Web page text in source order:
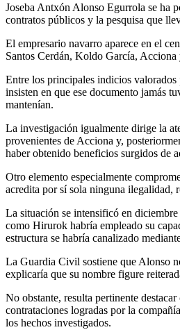
Joseba Antxón Alonso Egurrola se ha
contratos públicos y la pesquisa que
El empresario navarro aparece en el
Santos Cerdán, Koldo García, Acciona
Entre los principales indicios
insisten en que ese documento jamás
mantenían.
La investigación igualmente dirige la
provenientes de Acciona y,
haber obtenido beneficios surgidos de
Otro elemento especialmente
acredita por sí sola ninguna ilegalidad,
La situación se intensificó en
como Hirurok habría empleado su
estructura se habría canalizado
La Guardia Civil sostiene que Alonso
explicaría que su nombre figure
No obstante, resulta pertinente
contrataciones logradas por la
los hechos investigados.